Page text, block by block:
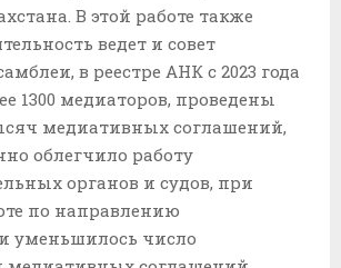
В этой работе также
ведет и совет
в реестре АНК с 2023 года
1300 медиаторов, проведены
медиативных соглашений,
облегчило работу
органов и судов, при
по направлению
уменьшилось число